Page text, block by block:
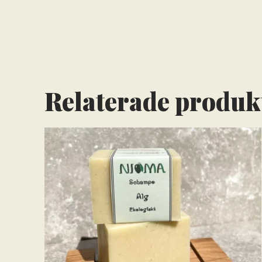
Relaterade